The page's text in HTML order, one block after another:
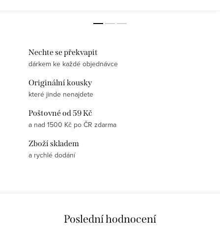
Nechte se překvapit
dárkem ke každé objednávce
Originální kousky
které jinde nenajdete
Poštovné od 59 Kč
a nad 1500 Kč po ČR zdarma
Zboží skladem
a rychlé dodání
Poslední hodnocení